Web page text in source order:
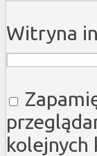
Witryna
kolejnych